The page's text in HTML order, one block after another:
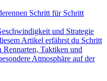
Schritt für Schritt
und Strategie
Artikel erfährst du Schritt
Taktiken und
Atmosphäre auf der